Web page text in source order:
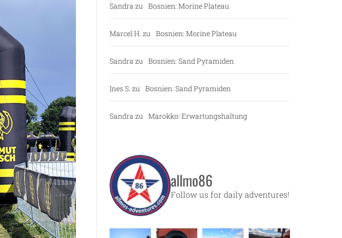
Sandra zu Bosnien: Morine Plateau
Marcel H. zu Bosnien: Morine Plateau
Sandra zu Bosnien: Sand Pyramiden
Ines S. zu Bosnien: Sand Pyramiden
Sandra zu Marokko: Erwartungshaltung
allmo86
Follow us for daily adventures!